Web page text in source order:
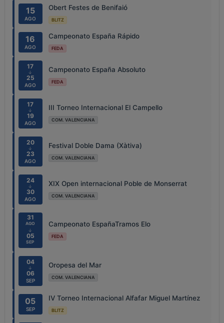
15
AGO
Obert Festes de Benifaió
BLITZ
16
AGO
Campeonato España Rápido
FEDA
17
↓
25
AGO
Campeonato España Absoluto
FEDA
17
↓
19
AGO
III Torneo Internacional El Campello
COM. VALENCIANA
20
↓
23
AGO
Festival Doble Dama (Xàtiva)
COM. VALENCIANA
24
↓
30
AGO
XIX Open internacional Poble de Monserrat
COM. VALENCIANA
31
AGO
↓
05
SEP
Campeonato EspañaTramos Elo
FEDA
04
↓
06
SEP
Oropesa del Mar
COM. VALENCIANA
05
SEP
IV Torneo Internacional Alfafar Miguel Martínez
BLITZ